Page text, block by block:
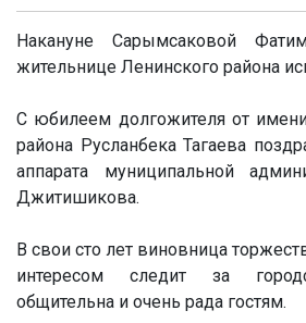
Накануне Сарымсаковой
жительнице Ленинского района
С юбилеем долгожителя от
района Русланбека Тагаева
аппарата муниципальной
Джитишикова.
В свои сто лет виновница
интересом следит за
общительна и очень рада гостям.